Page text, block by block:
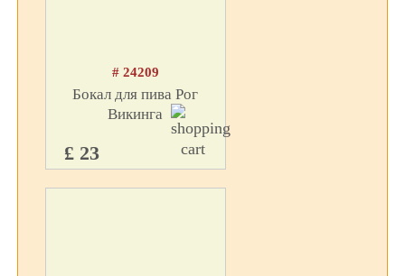
# 24209
Бокал для пива Рог
Викинга
£ 23